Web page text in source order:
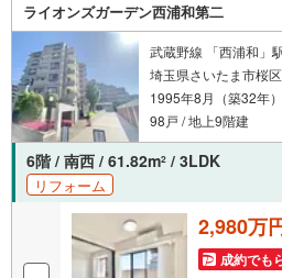
ライオンズガーデン西浦和第二
武蔵野線 「西浦和」
埼玉県さいたま市桜
1995年8月（築32年）
98戸 / 地上9階建
6階 / 南西 / 61.82m2 / 3LDK
リフォーム
2,980万
成約でも